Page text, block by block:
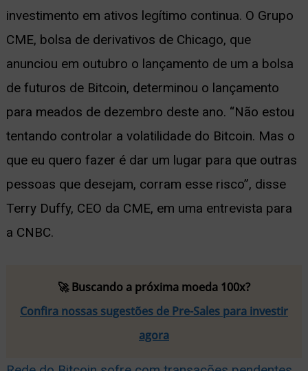
investimento em ativos legítimo continua. O Grupo
CME, bolsa de derivativos de Chicago, que
anunciou em outubro o lançamento de um a bolsa
de futuros de Bitcoin, determinou o lançamento
para meados de dezembro deste ano. “Não estou
tentando controlar a volatilidade do Bitcoin. Mas o
que eu quero fazer é dar um lugar para que outras
pessoas que desejam, corram esse risco”, disse
Terry Duffy, CEO da CME, em uma entrevista para
a CNBC.
🚀 Buscando a próxima moeda 100x?
Confira nossas sugestões de Pre-Sales para investir
agora